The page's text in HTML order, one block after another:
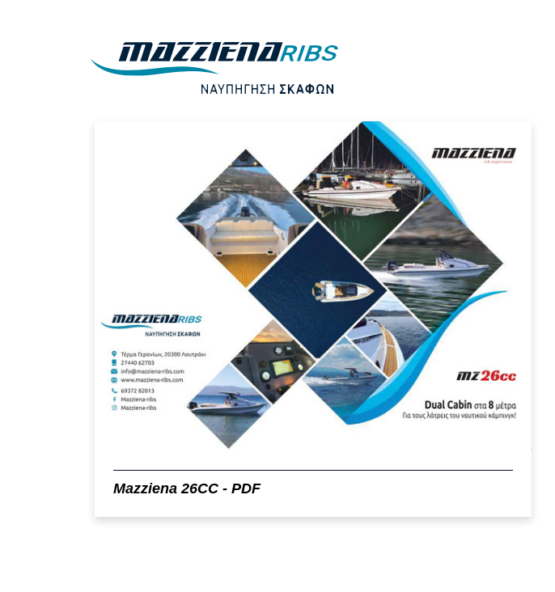
Mazziena 26CC - PDF